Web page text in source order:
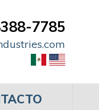
7785